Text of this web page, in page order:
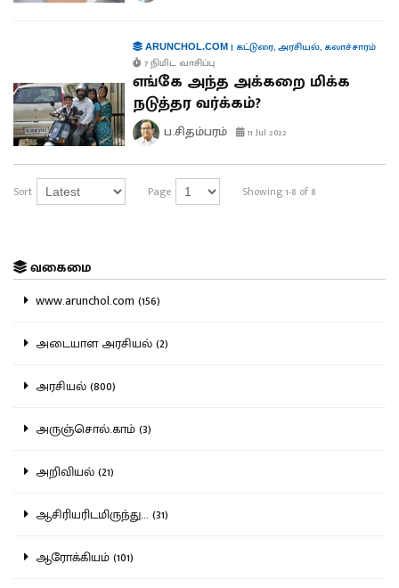
ARUNCHOL.COM| கட்டுரை,அரசியல், கலாச்சாரம்
7 நிமிட வாசிப்பு
எங்கே அந்த அக்கறை மிக்க
நடுத்தர வர்க்கம்?
ப.சிதம்பரம் 11 Jul 2022
Sort Page Showing 1-8 of 8
வகைமை
www.arunchol.com (156)
அடையாள அரசியல் (2)
அரசியல் (800)
அருஞ்சொல்.காம் (3)
அறிவியல் (21)
ஆசிரியரிடமிருந்து... (31)
ஆரோக்கியம் (101)